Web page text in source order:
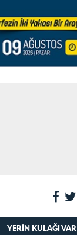
YERIN KULAĞI VAR